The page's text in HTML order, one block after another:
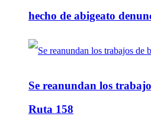
hecho de abigeato
Se reanundan los
Ruta 158